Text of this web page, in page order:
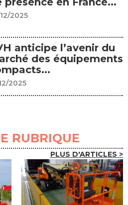
2025
anticipe l’avenir du
des équipements
2025
RUBRIQUE
PLUS D'ARTICLES >